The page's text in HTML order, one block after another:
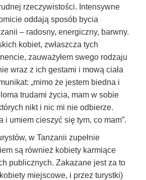
rzeczywistości. Intensywne
oddają sposób bycia
– radosny, energiczny, barwny.
kobiet, zwłaszcza tych
zauważyłem swego rodzaju
wraz z ich gestami i mową ciała
„mimo że jestem biedna i
trudami życia, mam w sobie
nikt i nic mi nie odbierze.
i umiem cieszyć się tym, co mam”.
w Tanzanii zupełnie
są również kobiety karmiące
publicznych. Zakazane jest za to
miejscowe, i przez turystki)